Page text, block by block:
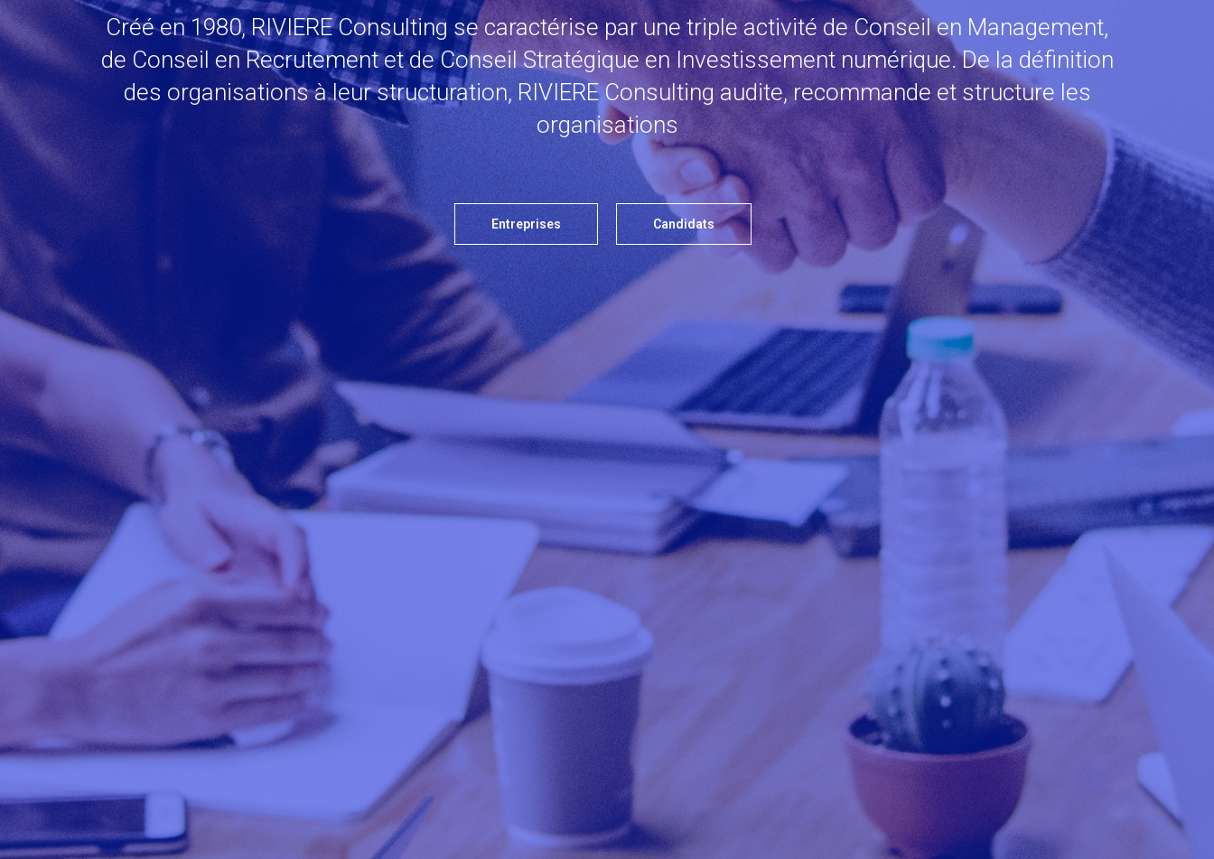
Créé en 1980, RIVIERE Consulting se caractérise par une triple activité de Conseil en Management,
de Conseil en Recrutement et de Conseil Stratégique en Investissement numérique. De la définition
des organisations à leur structuration, RIVIERE Consulting audite, recommande et structure les
organisations
Entreprises Candidats